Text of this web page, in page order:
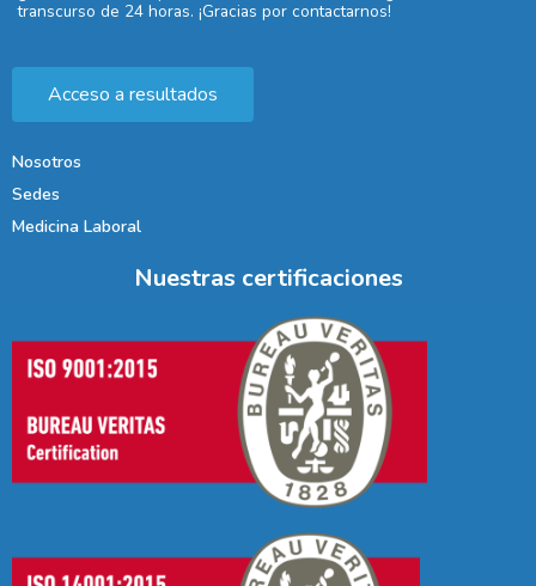
transcurso de 24 horas. ¡Gracias por contactarnos!
Acceso a resultados
Nosotros
Sedes
Medicina Laboral
Nuestras certificaciones